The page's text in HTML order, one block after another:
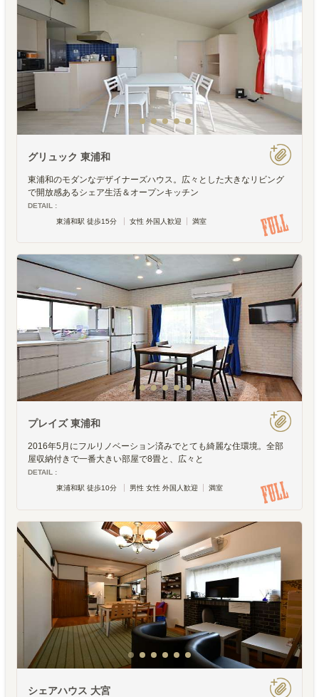
グリュック 東浦和
東浦和のモダンなデザイナーズハウス。広々とした大きなリビング
で開放感あるシェア生活＆オープンキッチン
DETAIL :
東浦和駅 徒歩15分
女性 外国人歓迎 満室
プレイズ 東浦和
2016年5月にフルリノベーション済みでとても綺麗な住環境。全部
屋収納付きで一番大きい部屋で8畳と、広々と
DETAIL :
東浦和駅 徒歩10分
男性 女性 外国人歓迎 満室
シェアハウス 大宮